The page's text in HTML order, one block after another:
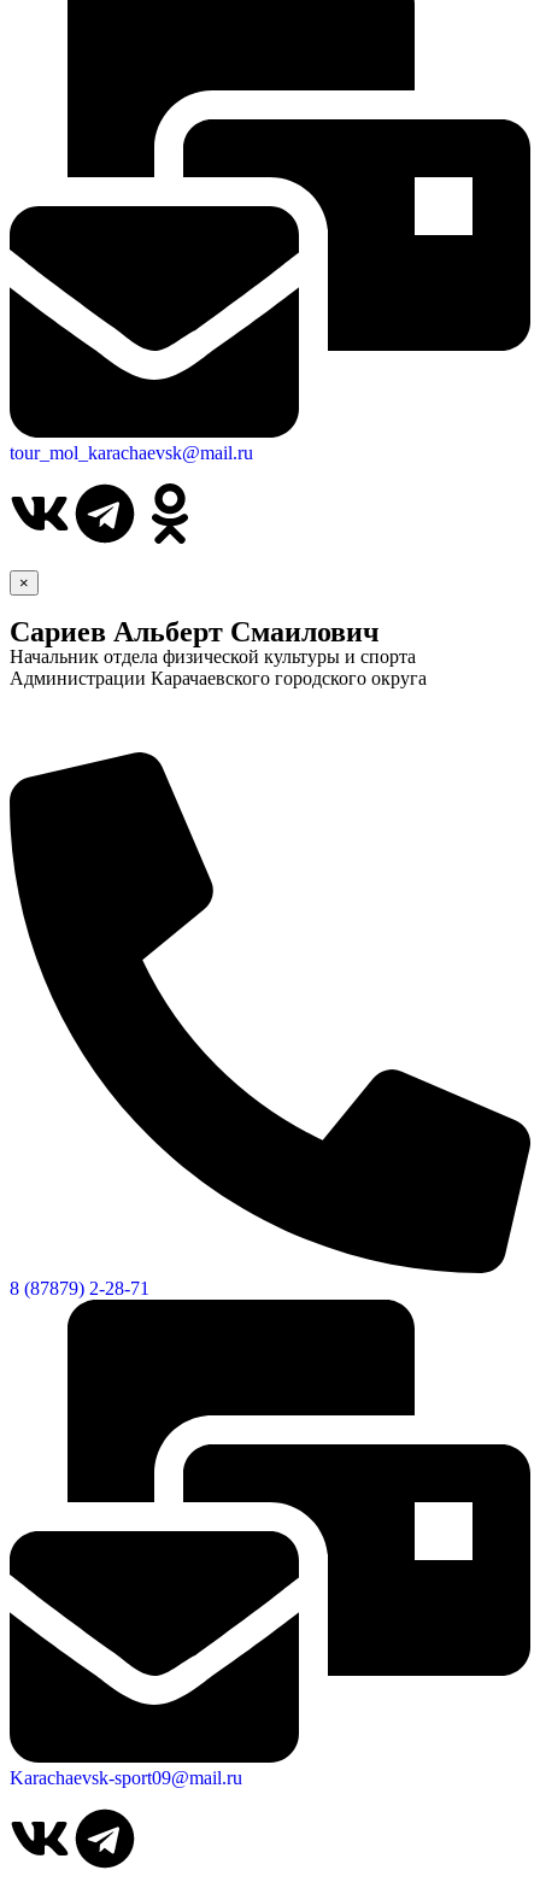
tour_mol_karachaevsk@mail.ru
×
Сариев Альберт Смаилович
Начальник отдела физической культуры и спорта
Администрации Карачаевского городского округа
8 (87879) 2-28-71
Karachaevsk-sport09@mail.ru